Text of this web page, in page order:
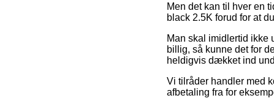
Men det kan til hver en
black 2.5K forud for at
Man skal imidlertid ikke
billig, så kunne det for
heldigvis dækket ind
Vi tilråder handler med
afbetaling fra for